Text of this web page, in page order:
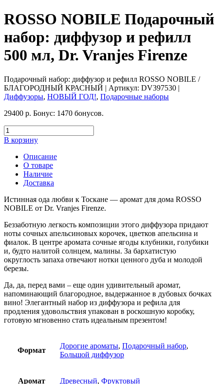
ROSSO NOBILE Подарочный
набор: диффузор и рефилл
500 мл, Dr. Vranjes Firenze
Подарочный набор: диффузор и рефилл ROSSO NOBILE /
БЛАГОРОДНЫЙ КРАСНЫЙ | Артикул: DV397530 |
Диффузоры, НОВЫЙ ГОД!, Подарочные наборы
29400 р. Бонус: 1470 бонусов.
В корзину
Описание
О товаре
Наличие
Доставка
Истинная ода любви к Тоскане — аромат для дома ROSSO
NOBILE от Dr. Vranjes Firenze.
Беззаботную легкость композиции этого диффузора придают
ноты сочных апельсиновых корочек, цветков апельсина и
фиалок. В центре аромата сочные ягоды клубники, голубики
и, будто налитой солнцем, малины. За бархатистую
округлость запаха отвечают нотки ценного дуба и молодой
березы.
Да, да, перед вами – еще один удивительный аромат,
напоминающий благородное, выдержанное в дубовых бочках
вино! Элегантный набор из диффузора и рефила для
продления удовольствия упакован в роскошную коробку,
готовую мгновенно стать идеальным презентом!
Формат
Дорогие ароматы, Подарочный набор,
Большой диффузор
Аромат Древесный, Фруктовый